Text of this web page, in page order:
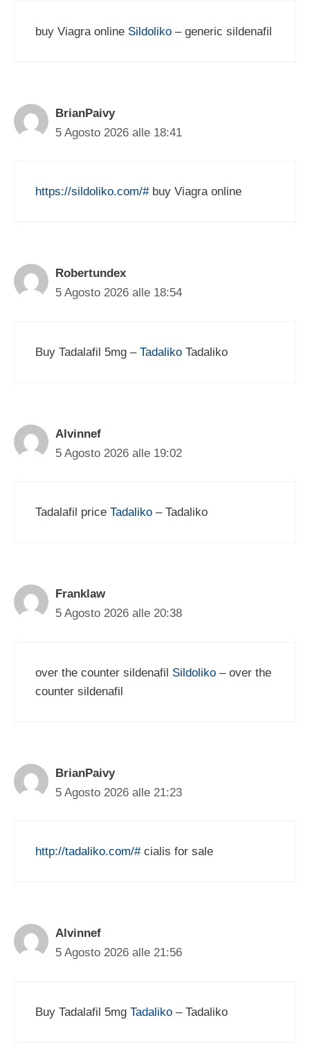
buy Viagra online Sildoliko – generic sildenafil
BrianPaivy
5 Agosto 2026 alle 18:41
https://sildoliko.com/#buy Viagra online
Robertundex
5 Agosto 2026 alle 18:54
Buy Tadalafil 5mg – Tadaliko Tadaliko
Alvinnef
5 Agosto 2026 alle 19:02
Tadalafil price Tadaliko – Tadaliko
Franklaw
5 Agosto 2026 alle 20:38
over the counter sildenafil Sildoliko – over the
counter sildenafil
BrianPaivy
5 Agosto 2026 alle 21:23
http://tadaliko.com/#cialis for sale
Alvinnef
5 Agosto 2026 alle 21:56
Buy Tadalafil 5mg Tadaliko – Tadaliko